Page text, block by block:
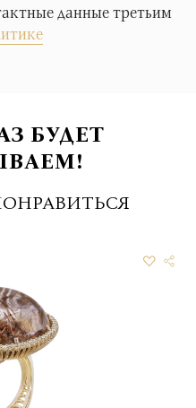
данные третьим
БУДЕТ